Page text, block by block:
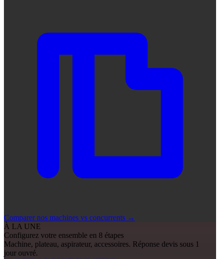
Comparer nos machines vs concurrents →
À LA UNE
Configurez votre ensemble en 8 étapes
Machine, plateau, aspirateur, accessoires. Réponse devis sous 1
jour ouvré.